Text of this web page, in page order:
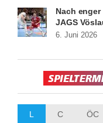
Nach
JAGS
6. Juni 2026
L C ÖC